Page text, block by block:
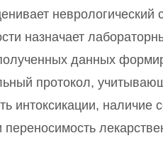
неврологический
назначает
данных
протокол,
интоксикации, наличие
переносимость